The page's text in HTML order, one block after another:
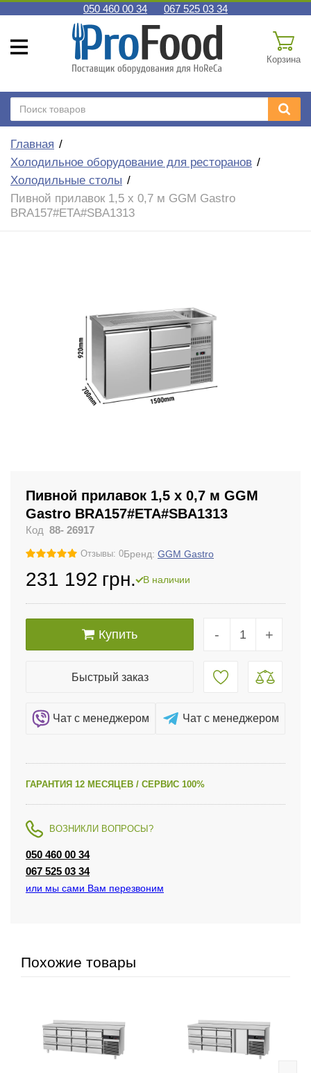
050 460 00 34 067 525 03 34
Корзина
Главная
Холодильное оборудование для ресторанов
Холодильные столы
Пивной прилавок 1,5 x 0,7 м GGM Gastro
BRA157#ETA#SBA1313
Пивной прилавок 1,5 x 0,7 м GGM
Gastro BRA157#ETA#SBA1313
Код 88- 26917
Отзывы: 0Бренд: GGM Gastro
231 192 грн. В наличии
- +
Купить
Быстрый заказ
Чат c менеджером Чат c менеджером
ГАРАНТИЯ 12 МЕСЯЦЕВ / СЕРВИС 100%
ВОЗНИКЛИ ВОПРОСЫ?
050 460 00 34
067 525 03 34
или мы сами Вам перезвоним
Похожие товары